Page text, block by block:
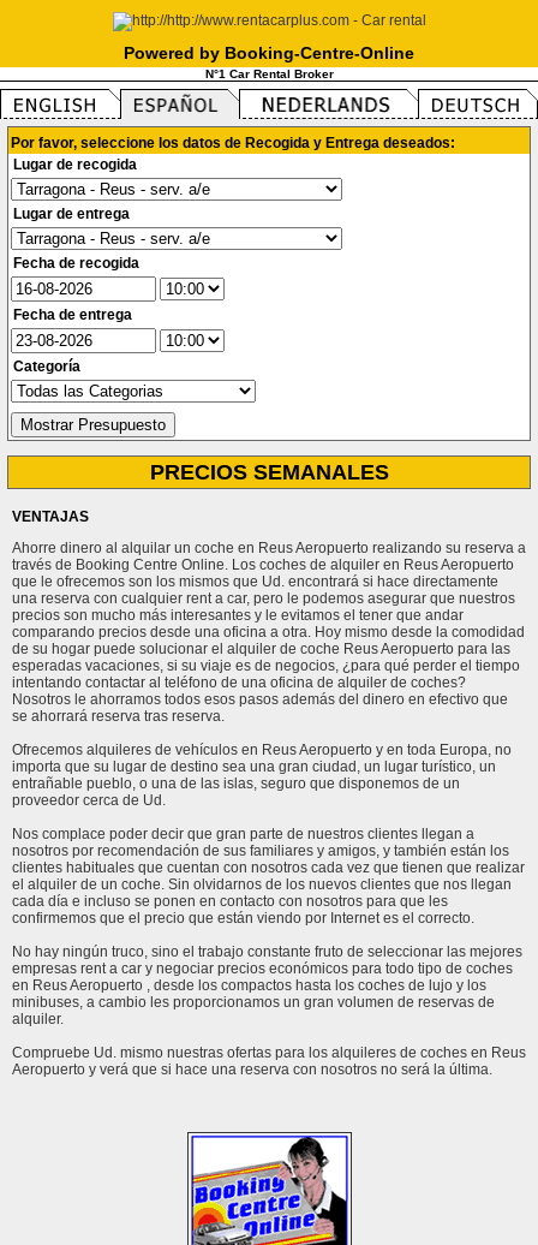
Powered by Booking-Centre-Online
N°1 Car Rental Broker
Por favor, seleccione los datos de Recogida y Entrega deseados:
Lugar de recogida
Lugar de entrega
Fecha de recogida
Fecha de entrega
Categoría
PRECIOS SEMANALES
VENTAJAS
Ahorre dinero al alquilar un coche en Reus Aeropuerto realizando su reserva a
través de Booking Centre Online. Los coches de alquiler en Reus Aeropuerto
que le ofrecemos son los mismos que Ud. encontrará si hace directamente
una reserva con cualquier rent a car, pero le podemos asegurar que nuestros
precios son mucho más interesantes y le evitamos el tener que andar
comparando precios desde una oficina a otra. Hoy mismo desde la comodidad
de su hogar puede solucionar el alquiler de coche Reus Aeropuerto para las
esperadas vacaciones, si su viaje es de negocios, ¿para qué perder el tiempo
intentando contactar al teléfono de una oficina de alquiler de coches?
Nosotros le ahorramos todos esos pasos además del dinero en efectivo que
se ahorrará reserva tras reserva.
Ofrecemos alquileres de vehículos en Reus Aeropuerto y en toda Europa, no
importa que su lugar de destino sea una gran ciudad, un lugar turístico, un
entrañable pueblo, o una de las islas, seguro que disponemos de un
proveedor cerca de Ud.
Nos complace poder decir que gran parte de nuestros clientes llegan a
nosotros por recomendación de sus familiares y amigos, y también están los
clientes habituales que cuentan con nosotros cada vez que tienen que realizar
el alquiler de un coche. Sin olvidarnos de los nuevos clientes que nos llegan
cada día e incluso se ponen en contacto con nosotros para que les
confirmemos que el precio que están viendo por Internet es el correcto.
No hay ningún truco, sino el trabajo constante fruto de seleccionar las mejores
empresas rent a car y negociar precios económicos para todo tipo de coches
en Reus Aeropuerto , desde los compactos hasta los coches de lujo y los
minibuses, a cambio les proporcionamos un gran volumen de reservas de
alquiler.
Compruebe Ud. mismo nuestras ofertas para los alquileres de coches en Reus
Aeropuerto y verá que si hace una reserva con nosotros no será la última.